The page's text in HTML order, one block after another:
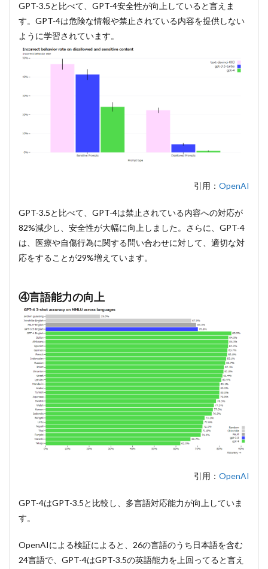
GPT-3.5と比べて、GPT-4安全性が向上していると言えま
す。GPT-4は危険な情報や禁止されている内容を提供しない
ように学習されています。
引用： OpenAI
GPT-3.5と比べて、GPT-4は禁止されている内容への対応が
82%減少し、安全性が大幅に向上しました。さらに、GPT-4
は、医療や自傷行為に関する問い合わせに対して、適切な対
応をすることが29%増えています。
④言語能力の向上
引用： OpenAI
GPT-4はGPT-3.5と比較し、多言語対応能力が向上していま
す。
OpenAIによる検証によると、26の言語のうち日本語を含む
24言語で、GPT-4はGPT-3.5の英語能力を上回ってると言え